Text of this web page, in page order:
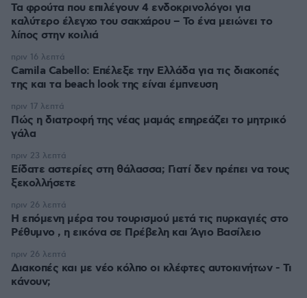
Τα φρούτα που επιλέγουν 4 ενδοκρινολόγοι για
καλύτερο έλεγχο του σακχάρου – Το ένα μειώνει το
λίπος στην κοιλιά
Camila Cabello: Επέλεξε την Ελλάδα για τις διακοπές
της και τα beach look της είναι έμπνευση
πριν 16 λεπτά
Πώς η διατροφή της νέας μαμάς επηρεάζει το μητρικό
γάλα
πριν 17 λεπτά
Είδατε αστερίες στη θάλασσα; Γιατί δεν πρέπει να τους
ξεκολλήσετε
πριν 23 λεπτά
Η επόμενη μέρα του τουρισμού μετά τις πυρκαγιές στο
Ρέθυμνο , η εικόνα σε Πρέβελη και Άγιο Βασίλειο
πριν 26 λεπτά
Διακοπές και με νέο κόλπο οι κλέφτες αυτοκινήτων - Τι
κάνουν;
πριν 26 λεπτά